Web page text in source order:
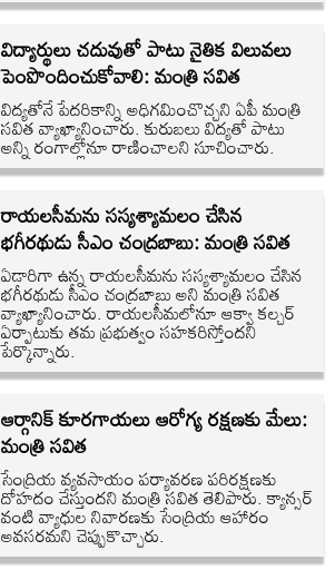
విద్యార్థులు చదువుతో పాటు నైతిక విలువలు
పెంపొందించుకోవాలి: మంత్రి సవిత
విద్యతోనే పేదరికాన్ని అధిగమించొచ్చని ఏపీ మంత్రి
సవిత వ్యాఖ్యానించారు. కురుబలు విద్యతో పాటు
అన్ని రంగాల్లోనూ రాణించాలని సూచించారు.
రాయలసీమను సస్యశ్యామలం చేసిన
భగీరథుడు సీఎం చంద్రబాబు: మంత్రి సవిత
ఏడారిగా ఉన్న రాయలసీమను సస్యశ్యామలం చేసిన
భగీరథుడు సీఎం చంద్రబాబు అని మంత్రి సవిత
వ్యాఖ్యానించారు. రాయలసీమలోనూ ఆక్వా కల్చర్
ఏర్పాటుకు తమ ప్రభుత్వం సహకరిస్తోందని
పేర్కొన్నారు.
ఆర్గానిక్ కూరగాయలు ఆరోగ్య రక్షణకు మేలు:
మంత్రి సవిత
సేంద్రియ వ్యవసాయం పర్యావరణ పరిరక్షణకు
దోహదం చేస్తుందని మంత్రి సవిత తెలిపారు. క్యాన్సర్
వంటి వ్యాధుల నివారణకు సేంద్రియ ఆహారం
అవసరమని చెప్పుకొచ్చారు.